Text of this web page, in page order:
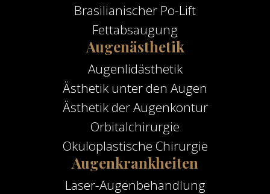
Brasilianischer Po-Lift
Fettabsaugung
Augenästhetik
Augenlidästhetik
Ästhetik unter den Augen
Ästhetik der Augenkontur
Orbitalchirurgie
Okuloplastische Chirurgie
Augenkrankheiten
Laser-Augenbehandlung